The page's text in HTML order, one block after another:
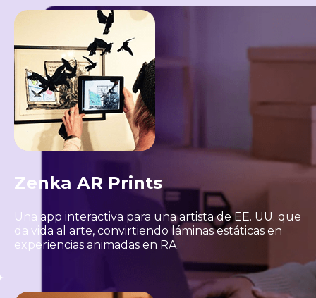
Zenka AR Prints
Una app interactiva para una artista de EE. UU. que
da vida al arte, convirtiendo láminas estáticas en
experiencias animadas en RA.